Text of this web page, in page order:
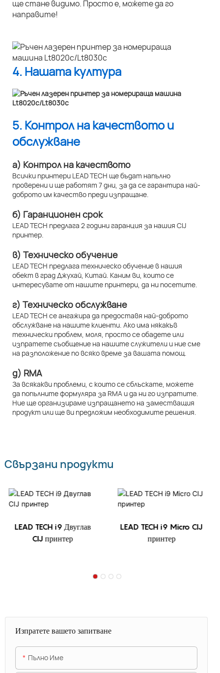
ще стане видимо. Просто е, можете да го
направите!
4. Нашата култура
5. Контрол на качеството и
обслужване
а) Контрол на качеството
Всички принтери LEAD TECH ще бъдат напълно
проверени и ще работят 7 дни, за да се гарантира най-
доброто им качество преди изпращане.
б) Гаранционен срок
LEAD TECH предлага 2 години гаранция за нашия CIJ
принтер.
в) Техническо обучение
LEAD TECH предлага техническо обучение в нашия
обект в град Джухай, Китай. Каним ви, които се
интересувате от нашите принтери, да ни посетите.
г) Техническо обслужване
LEAD TECH се ангажира да предоставя най-доброто
обслужване на нашите клиенти. Ако има някакъв
технически проблем, моля, просто се обадете или
изпратете съобщение на нашите служители и ние сме
на разположение по всяко време за вашата помощ.
д) RMA
За всякакви проблеми, с които се сблъскате, можете
да попълните формуляра за RMA и да ни го изпратите.
Ние ще организираме изпращането на заместващия
продукт или ще ви предложим необходимите решения.
Свързани продукти
LEAD TECH i9 Двуглав
CIJ принтер
LEAD TECH i9 Micro CIJ
принтер
Изпратете вашето запитване
Пълно Име